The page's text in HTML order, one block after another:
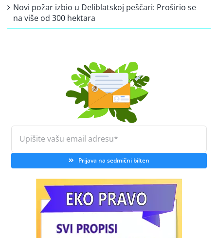
Novi požar izbio u Deliblatskoj peščari: Proširio se
na više od 300 hektara
Prijava na sedmični bilten